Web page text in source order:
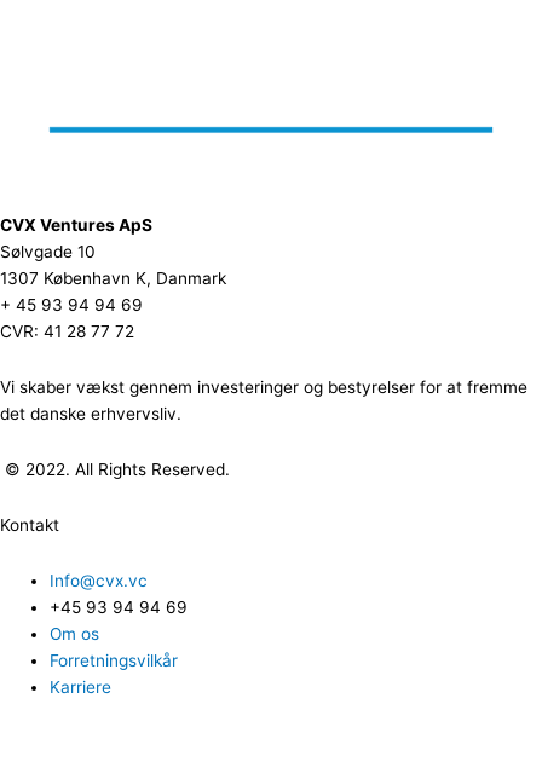
CVX Ventures ApS
Sølvgade 10
1307 København K, Danmark
+ 45 93 94 94 69
CVR: 41 28 77 72
Vi skaber vækst gennem investeringer og bestyrelser for at fremme
det danske erhvervsliv.
© 2022. All Rights Reserved.
Kontakt
Info@cvx.vc
+45 93 94 94 69
Om os
Forretningsvilkår
Karriere